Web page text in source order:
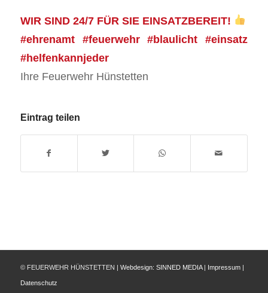
WIR SIND 24/7 FÜR SIE EINSATZBEREIT!
#ehrenamt #feuerwehr #blaulicht #einsatz
#helfenkannjeder
Ihre Feuerwehr Hünstetten
Eintrag teilen
© FEUERWEHR HÜNSTETTEN | Webdesign: SINNED MEDIA| Impressum|
Datenschutz